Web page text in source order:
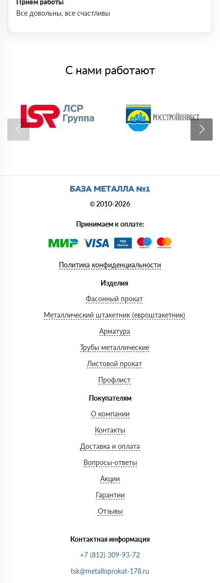
Все довольны, все счастливы
С нами работают
© 2010-2026
Принимаем к оплате:
Политика конфиденциальности
Изделия
Фасонный прокат
Металлический штакетник (евроштакетник)
Арматура
Трубы металлические
Листовой прокат
Профлист
Покупателям
О компании
Контакты
Доставка и оплата
Вопросы-ответы
Акции
Гарантии
Отзывы
Контактная информация
+7 (812) 309-93-72
tsk@metalloprokat-178.ru